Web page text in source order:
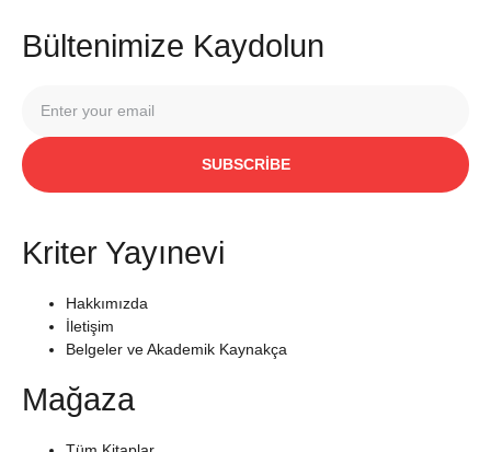
Bültenimize Kaydolun
SUBSCRIBE
Kriter Yayınevi
Hakkımızda
İletişim
Belgeler ve Akademik Kaynakça
Mağaza